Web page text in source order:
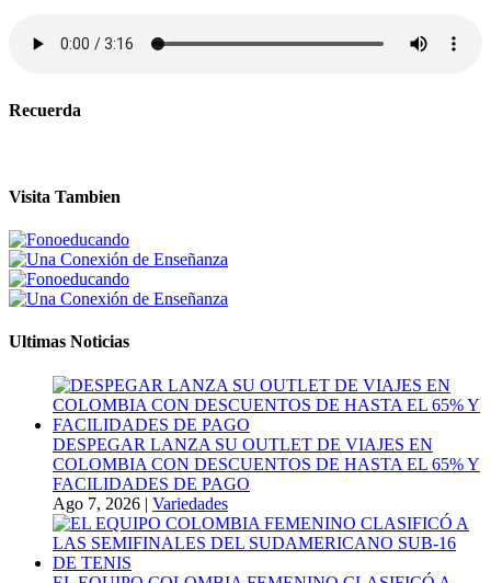
Recuerda
Visita Tambien
Ultimas Noticias
DESPEGAR LANZA SU OUTLET DE VIAJES EN
COLOMBIA CON DESCUENTOS DE HASTA EL 65% Y
FACILIDADES DE PAGO
Ago 7, 2026 | Variedades